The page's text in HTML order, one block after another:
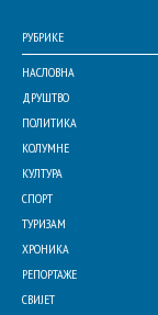
РУБРИКЕ
НАСЛОВНА
ДРУШТВО
ПОЛИТИКА
КОЛУМНЕ
КУЛТУРА
СПОРТ
ТУРИЗАМ
ХРОНИКА
РЕПОРТАЖЕ
СВИЈЕТ